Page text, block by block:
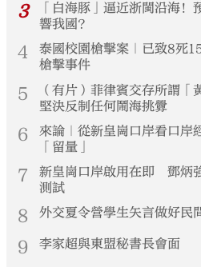
3
「白海豚」逼近浙閩沿海
響我國？
4
泰國校園槍擊案｜已致8死
槍擊事件
5
（有片）菲律賓交存所謂
堅決反制任何鬧海挑釁
6
來論｜從新皇崗口岸看口
「留量」
7
新皇崗口岸啟用在即 鄧炳
測試
8 外交夏令營學生矢言做好民
9 李家超與東盟秘書長會面